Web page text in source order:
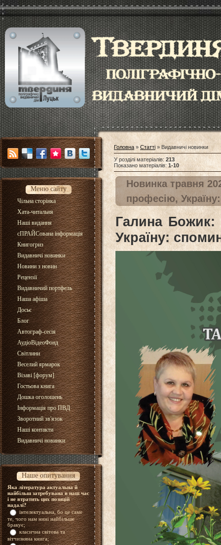
Меню сайту
Чільна сторінка
Хата-читальня
Наші видання
сПРАЙСована інформація
Книгогриз
Видавничі новинки
Новини з новин
Рецензії
Видавничий портфель
Наша афіша
Досьє
Блог
Автограф-сесія
АудіоВідеоФонд
Світлини
Веселий ярмарок
Візаві [форум]
Гостьова книга
Дошка оголошень
Інформація про ПВД
Зворотний зв'язок
Наші контакти
Видавничі новинки
Наше опитування
Яка література актуальна й
найбільш затребувана в наш час
і не втратить цих позицій
надалі?
інтелектуальна, бо це саме
те, чого нам нині найбільше
бракує;
класична світова та
вітчизняна книга;
Головна » Статті » Видавничі новинки
У розділі матеріалів: 213
Показано матеріалів: 1-10
Новинка травня
професію,
Галина
Україну: